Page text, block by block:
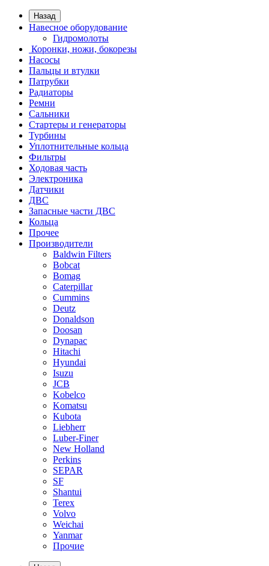
Назад
Навесное оборудование
Гидромолоты
Коронки, ножи, бокорезы
Насосы
Пальцы и втулки
Патрубки
Радиаторы
Ремни
Сальники
Стартеры и генераторы
Турбины
Уплотнительные кольца
Фильтры
Ходовая часть
Электроника
Датчики
ДВС
Запасные части ДВС
Кольца
Прочее
Производители
Baldwin Filters
Bobcat
Bomag
Caterpillar
Cummins
Deutz
Donaldson
Doosan
Dynapac
Hitachi
Hyundai
Isuzu
JCB
Kobelco
Komatsu
Kubota
Liebherr
Luber-Finer
New Holland
Perkins
SEPAR
SF
Shantui
Terex
Volvo
Weichai
Yanmar
Прочие